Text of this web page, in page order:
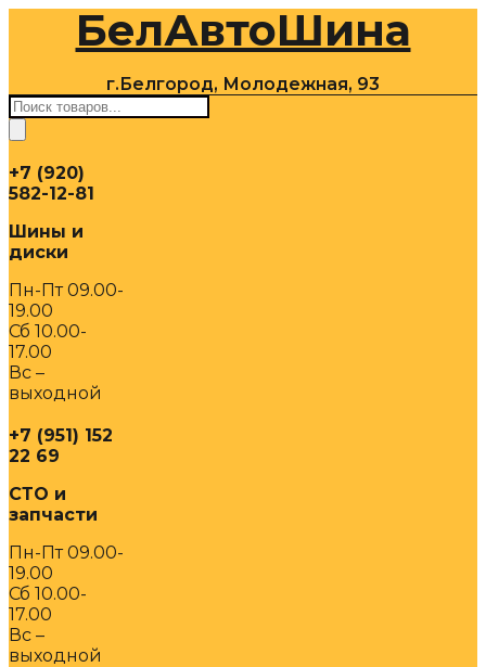
содержимомуБелАвтоШина
г.Белгород, Молодежная, 93
Поиск
товаров
+7 (920)
582-12-81
Шины и
диски
Пн-Пт 09.00-
19.00
Сб 10.00-
17.00
Вс –
выходной
+7 (951) 152
22 69
СТО и
запчасти
Пн-Пт 09.00-
19.00
Сб 10.00-
17.00
Вс –
выходной